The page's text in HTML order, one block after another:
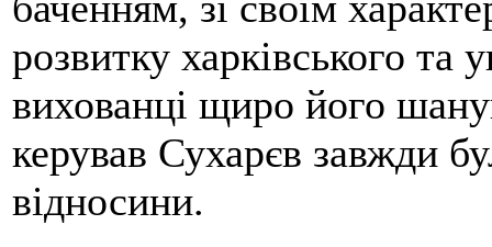
розвитку харківського та
вихованці щиро його
керував Сухарєв завжди
відносини.